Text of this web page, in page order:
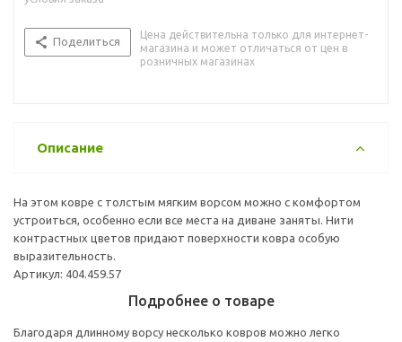
Поделиться
Цена действительна только для интернет-
магазина и может отличаться от цен в
розничных магазинах
Описание
На этом ковре с толстым мягким ворсом можно с комфортом
устроиться, особенно если все места на диване заняты. Нити
контрастных цветов придают поверхности ковра особую
выразительность.
Артикул: 404.459.57
Подробнее о товаре
Благодаря длинному ворсу несколько ковров можно легко